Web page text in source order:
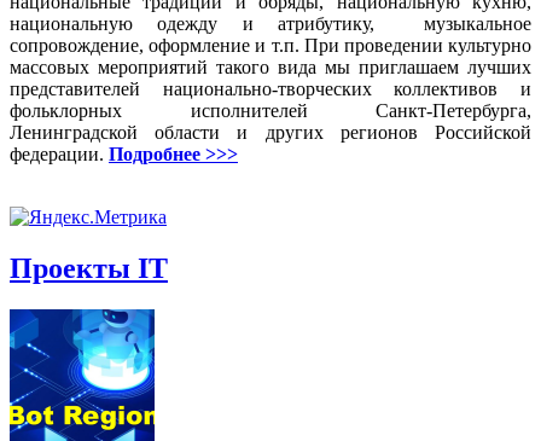
национальную одежду и атрибутику, музыкальное
сопровождение, оформление и т.п. При проведении культурно
массовых мероприятий такого вида мы приглашаем лучших
представителей национально-творческих коллективов и
фольклорных исполнителей Санкт-Петербурга,
Ленинградской области и других регионов Российской
федерации. Подробнее >>>
Проекты IT